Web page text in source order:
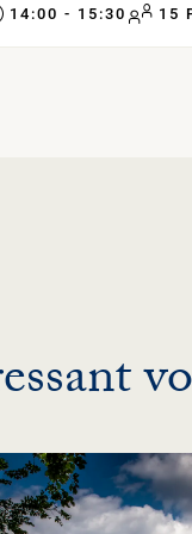
14:00 - 15:30 15